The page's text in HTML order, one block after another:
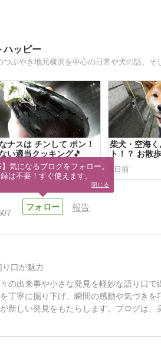
ハッピー
ぶやき地元横浜を中心の日常や犬の話、そ
ナスは チンして ポン！
い適当クッキング🎵
柴犬・空海
ト！？ お散
デブー💓
3日前
報告
口が魅力
の出来事や小さな発見を軽妙な語り口で
丁寧に掘り下げ、瞬間の感動や気づき
新しい発見をもたらします。ブログは
】気になるブログをフォロー。
は不要！すぐ使えます。
閉じる